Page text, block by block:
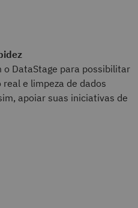
DataStage para possibilitar
e limpeza de dados
apoiar suas iniciativas de